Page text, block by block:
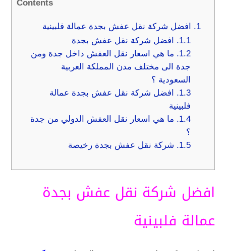
Contents
1.
افضل شركة نقل عفش بجدة عمالة فلبينية
1.1.
افضل شركة نقل عفش بجدة
1.2.
ما هي اسعار نقل العفش داخل جدة ومن
جدة الى مختلف مدن المملكة العربية
السعودية ؟
1.3.
افضل شركة نقل عفش بجدة عمالة
فلبينية
1.4.
ما هي اسعار نقل العفش الدولي من جدة
؟
1.5.
شركة نقل عفش بجدة رخيصة
افضل شركة نقل عفش بجدة
عمالة فلبينية